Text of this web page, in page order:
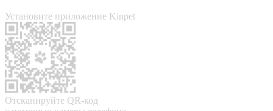
Установите приложение Kinpet
Отсканируйте QR-код